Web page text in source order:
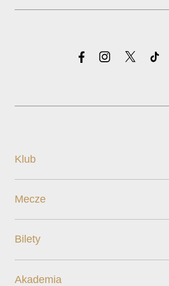
Klub
Mecze
Bilety
Akademia